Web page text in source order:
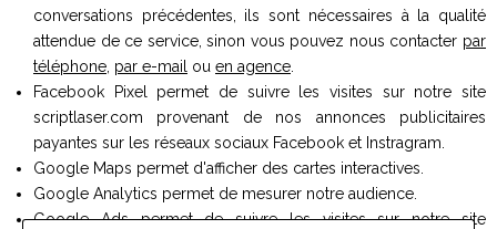
conversations précédentes, ils sont nécessaires à la qualité
attendue de ce service, sinon vous pouvez nous contacter par
téléphone par e-mail ou en agence
Facebook Pixel permet de suivre les visites sur notre site
scriptlaser.com provenant de nos annonces publicitaires
payantes sur les réseaux sociaux Facebook et Instragram.
Google Maps permet d'afficher des cartes interactives.
Google Analytics permet de mesurer notre audience.
Google Ads permet de suivre les visites sur notre site